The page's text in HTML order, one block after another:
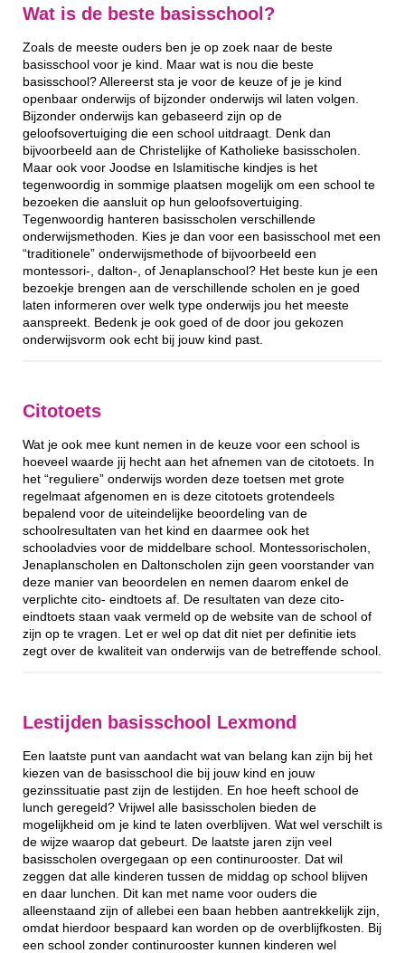
Wat is de beste basisschool?
Zoals de meeste ouders ben je op zoek naar de beste
basisschool voor je kind. Maar wat is nou die beste
basisschool? Allereerst sta je voor de keuze of je je kind
openbaar onderwijs of bijzonder onderwijs wil laten volgen.
Bijzonder onderwijs kan gebaseerd zijn op de
geloofsovertuiging die een school uitdraagt. Denk dan
bijvoorbeeld aan de Christelijke of Katholieke basisscholen.
Maar ook voor Joodse en Islamitische kindjes is het
tegenwoordig in sommige plaatsen mogelijk om een school te
bezoeken die aansluit op hun geloofsovertuiging.
Tegenwoordig hanteren basisscholen verschillende
onderwijsmethoden. Kies je dan voor een basisschool met een
“traditionele” onderwijsmethode of bijvoorbeeld een
montessori-, dalton-, of Jenaplanschool? Het beste kun je een
bezoekje brengen aan de verschillende scholen en je goed
laten informeren over welk type onderwijs jou het meeste
aanspreekt. Bedenk je ook goed of de door jou gekozen
onderwijsvorm ook echt bij jouw kind past.
Citotoets
Wat je ook mee kunt nemen in de keuze voor een school is
hoeveel waarde jij hecht aan het afnemen van de citotoets. In
het “reguliere” onderwijs worden deze toetsen met grote
regelmaat afgenomen en is deze citotoets grotendeels
bepalend voor de uiteindelijke beoordeling van de
schoolresultaten van het kind en daarmee ook het
schooladvies voor de middelbare school. Montessorischolen,
Jenaplanscholen en Daltonscholen zijn geen voorstander van
deze manier van beoordelen en nemen daarom enkel de
verplichte cito- eindtoets af. De resultaten van deze cito-
eindtoets staan vaak vermeld op de website van de school of
zijn op te vragen. Let er wel op dat dit niet per definitie iets
zegt over de kwaliteit van onderwijs van de betreffende school.
Lestijden basisschool Lexmond
Een laatste punt van aandacht wat van belang kan zijn bij het
kiezen van de basisschool die bij jouw kind en jouw
gezinssituatie past zijn de lestijden. En hoe heeft school de
lunch geregeld? Vrijwel alle basisscholen bieden de
mogelijkheid om je kind te laten overblijven. Wat wel verschilt is
de wijze waarop dat gebeurt. De laatste jaren zijn veel
basisscholen overgegaan op een continurooster. Dat wil
zeggen dat alle kinderen tussen de middag op school blijven
en daar lunchen. Dit kan met name voor ouders die
alleenstaand zijn of allebei een baan hebben aantrekkelijk zijn,
omdat hierdoor bespaard kan worden op de overblijfkosten. Bij
een school zonder continurooster kunnen kinderen wel